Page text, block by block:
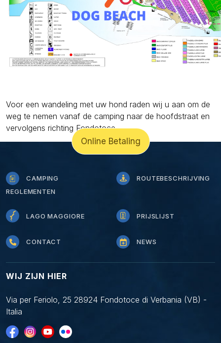
Voor een wandeling met uw hond raden wij u aan om de
weg te nemen vanaf de camping naar de hoofdstraat en
vervolgens richting Fondotoce.
CAMPING
REGLEMENTEN
ROUTEBESCHRIJVING
LAGO MAGGIORE PRIJSLIJST
CONTACT NEWS
WIJ ZIJN HIER
Via per Feriolo, 25 28924 Fondotoce di Verbania (VB) -
Italia
Online Betaling